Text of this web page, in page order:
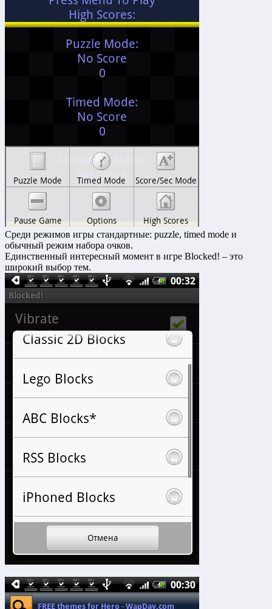
Среди режимов игры стандартные: puzzle, timed mode и
обычный режим набора очков.
Единственный интересный момент в игре Blocked! – это
широкий выбор тем.